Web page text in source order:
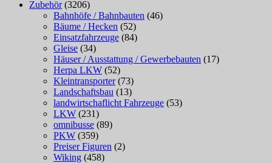
Zubehör (3206)
Bahnhöfe / Bahnbauten (46)
Bäume / Hecken (52)
Einsatzfahrzeuge (84)
Gleise (34)
Häuser / Ausstattung / Gewerbebauten (17)
Herpa LKW (52)
Kleintransporter (73)
Landschaftsbau (13)
landwirtschaflicht Fahrzeuge (53)
LKW (231)
omnibusse (89)
PKW (359)
Preiser Figuren (2)
Wiking (458)